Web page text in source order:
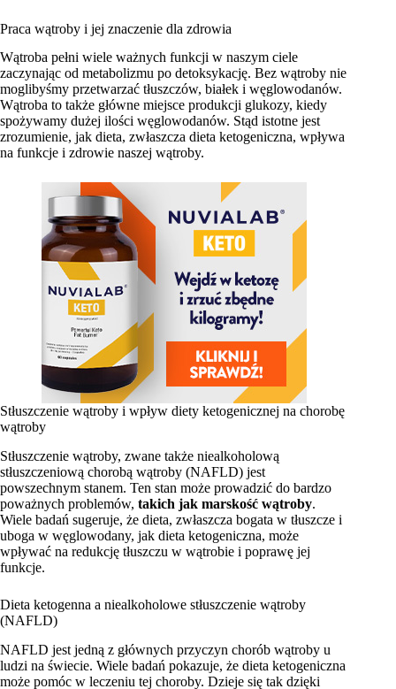
Praca wątroby i jej znaczenie dla zdrowia
Wątroba pełni wiele ważnych funkcji w naszym ciele
zaczynając od metabolizmu po detoksykację. Bez wątroby nie
moglibyśmy przetwarzać tłuszczów, białek i węglowodanów.
Wątroba to także główne miejsce produkcji glukozy, kiedy
spożywamy dużej ilości węglowodanów. Stąd istotne jest
zrozumienie, jak dieta, zwłaszcza dieta ketogeniczna, wpływa
na funkcje i zdrowie naszej wątroby.
Stłuszczenie wątroby i wpływ diety ketogenicznej na chorobę
wątroby
Stłuszczenie wątroby, zwane także niealkoholową
stłuszczeniową chorobą wątroby (NAFLD) jest
powszechnym stanem. Ten stan może prowadzić do bardzo
poważnych problemów, takich jak marskość wątroby.
Wiele badań sugeruje, że dieta, zwłaszcza bogata w tłuszcze i
uboga w węglowodany, jak dieta ketogeniczna, może
wpływać na redukcję tłuszczu w wątrobie i poprawę jej
funkcje.
Dieta ketogenna a niealkoholowe stłuszczenie wątroby
(NAFLD)
NAFLD jest jedną z głównych przyczyn chorób wątroby u
ludzi na świecie. Wiele badań pokazuje, że dieta ketogeniczna
może pomóc w leczeniu tej choroby. Dzieje się tak dzięki